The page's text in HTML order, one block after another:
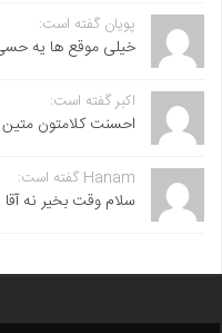
پویان گفته است:
خیلی موقع ها یه
اکبر گفته است:
احسنت ‌کلامتون متین
Hanam گفته است:
سلام وقت بخیر نه